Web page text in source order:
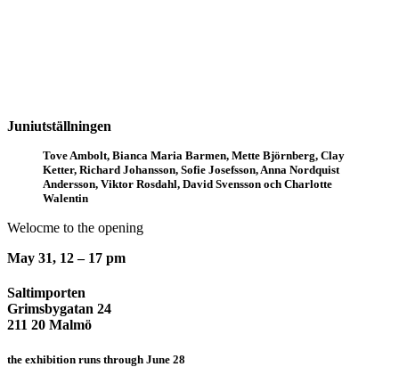
Juniutställningen
Tove Ambolt, Bianca Maria Barmen, Mette Björnberg, Clay
Ketter, Richard Johansson, Sofie Josefsson, Anna Nordquist
Andersson, Viktor Rosdahl, David Svensson och Charlotte
Walentin
Welocme to the opening
May 31, 12 – 17 pm
Saltimporten
Grimsbygatan 24
211 20 Malmö
the exhibition runs through June 28